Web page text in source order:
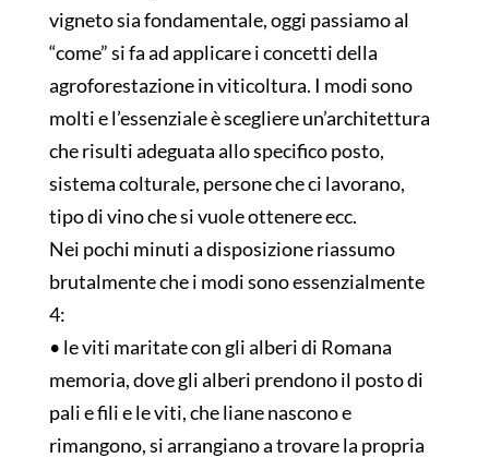
vigneto sia fondamentale, oggi passiamo al
“come” si fa ad applicare i concetti della
agroforestazione in viticoltura. I modi sono
molti e l’essenziale è scegliere un’architettura
che risulti adeguata allo specifico posto,
sistema colturale, persone che ci lavorano,
tipo di vino che si vuole ottenere ecc.
Nei pochi minuti a disposizione riassumo
brutalmente che i modi sono essenzialmente
4:
• le viti maritate con gli alberi di Romana
memoria, dove gli alberi prendono il posto di
pali e fili e le viti, che liane nascono e
rimangono, si arrangiano a trovare la propria